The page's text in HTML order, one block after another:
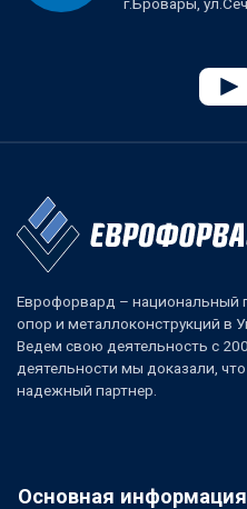
Еврофорвард – национальный
опор и металлоконструкций в
Ведем свою деятельность с
деятельности мы доказали,
надежный партнер.
Основная